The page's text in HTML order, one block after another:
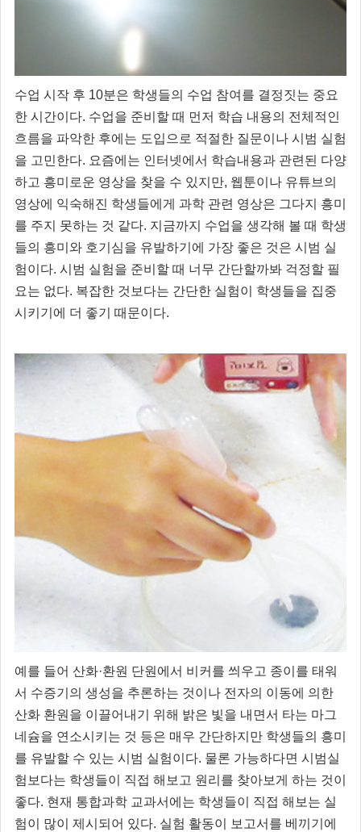
수업 시작 후 10분은 학생들의 수업 참여를 결정짓는 중요
한 시간이다. 수업을 준비할 때 먼저 학습 내용의 전체적인
흐름을 파악한 후에는 도입으로 적절한 질문이나 시범 실험
을 고민한다. 요즘에는 인터넷에서 학습내용과 관련된 다양
하고 흥미로운 영상을 찾을 수 있지만, 웹툰이나 유튜브의
영상에 익숙해진 학생들에게 과학 관련 영상은 그다지 흥미
를 주지 못하는 것 같다. 지금까지 수업을 생각해 볼 때 학생
들의 흥미와 호기심을 유발하기에 가장 좋은 것은 시범 실
험이다. 시범 실험을 준비할 때 너무 간단할까봐 걱정할 필
요는 없다. 복잡한 것보다는 간단한 실험이 학생들을 집중
시키기에 더 좋기 때문이다.
예를 들어 산화·환원 단원에서 비커를 씌우고 종이를 태워
서 수증기의 생성을 추론하는 것이나 전자의 이동에 의한
산화 환원을 이끌어내기 위해 밝은 빛을 내면서 타는 마그
네슘을 연소시키는 것 등은 매우 간단하지만 학생들의 흥미
를 유발할 수 있는 시범 실험이다. 물론 가능하다면 시범실
험보다는 학생들이 직접 해보고 원리를 찾아보게 하는 것이
좋다. 현재 통합과학 교과서에는 학생들이 직접 해보는 실
험이 많이 제시되어 있다. 실험 활동이 보고서를 베끼기에